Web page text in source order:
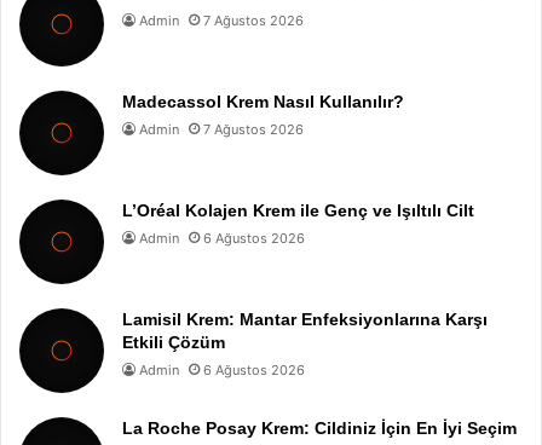
Admin 7 Ağustos 2026
Madecassol Krem Nasıl Kullanılır?
Admin 7 Ağustos 2026
L’Oréal Kolajen Krem ile Genç ve Işıltılı Cilt
Admin 6 Ağustos 2026
Lamisil Krem: Mantar Enfeksiyonlarına Karşı
Etkili Çözüm
Admin 6 Ağustos 2026
La Roche Posay Krem: Cildiniz İçin En İyi Seçim